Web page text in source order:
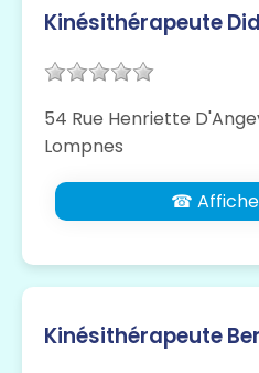
Kinésithérapeute
54 Rue Henriette
Lompnes
☎
Kinésithérapeute